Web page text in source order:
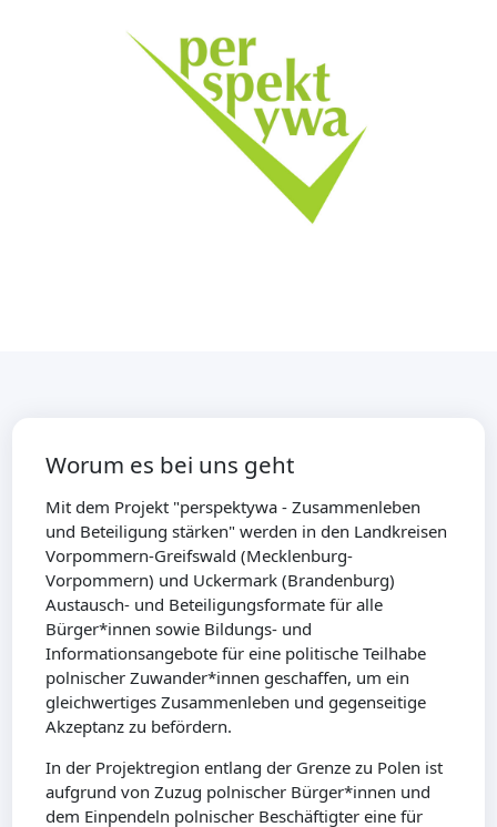
Worum es bei uns geht
Mit dem Projekt "perspektywa - Zusammenleben
und Beteiligung stärken" werden in den Landkreisen
Vorpommern-Greifswald (Mecklenburg-
Vorpommern) und Uckermark (Brandenburg)
Austausch- und Beteiligungsformate für alle
Bürger*innen sowie Bildungs- und
Informationsangebote für eine politische Teilhabe
polnischer Zuwander*innen geschaffen, um ein
gleichwertiges Zusammenleben und gegenseitige
Akzeptanz zu befördern.
In der Projektregion entlang der Grenze zu Polen ist
aufgrund von Zuzug polnischer Bürger*innen und
dem Einpendeln polnischer Beschäftigter eine für